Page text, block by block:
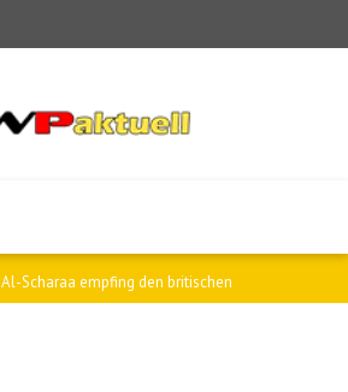
Al-Scharaa empfing den britischen